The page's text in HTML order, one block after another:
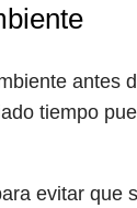
antes
tiempo
evitar que